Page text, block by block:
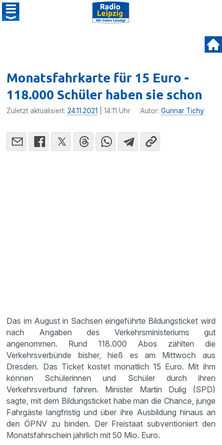
Monatsfahrkarte für 15 Euro -
118.000 Schüler haben sie schon
Zuletzt aktualisiert:24.11.2021 | 14:11 Uhr Autor:Gunnar Tichy
Das im August in Sachsen eingeführte Bildungsticket wird
nach Angaben des Verkehrsministeriums gut
angenommen. Rund 118.000 Abos zählten die
Verkehrsverbünde bisher, hieß es am Mittwoch aus
Dresden. Das Ticket kostet monatlich 15 Euro. Mit ihm
können Schülerinnen und Schüler durch ihren
Verkehrsverbund fahren. Minister Martin Dulig (SPD)
sagte, mit dem Bildungsticket habe man die Chance, junge
Fahrgäste langfristig und über ihre Ausbildung hinaus an
den ÖPNV zu binden. Der Freistaat subventioniert den
Monatsfahrschein jährlich mit 50 Mio. Euro.